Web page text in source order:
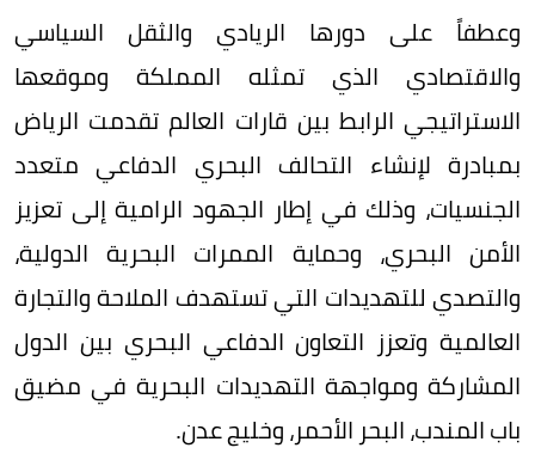
وعطفاً على دورها الريادي والثقل السياسي
والاقتصادي الذي تمثله المملكة وموقعها
الاستراتيجي الرابط بين قارات العالم تقدمت الرياض
بمبادرة لإنشاء التحالف البحري الدفاعي متعدد
الجنسيات، وذلك في إطار الجهود الرامية إلى تعزيز
الأمن البحري، وحماية الممرات البحرية الدولية،
والتصدي للتهديدات التي تستهدف الملاحة والتجارة
العالمية وتعزز التعاون الدفاعي البحري بين الدول
المشاركة ومواجهة التهديدات البحرية في مضيق
باب المندب، البحر الأحمر، وخليج عدن.